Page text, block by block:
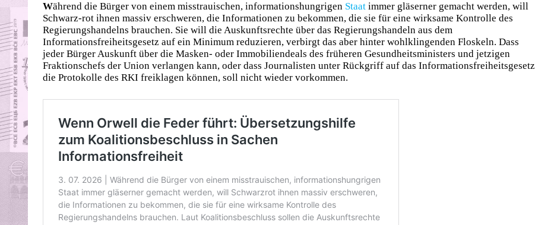
Während die Bürger von einem misstrauischen, informationshungrigen Staat immer gläserner gemacht werden, will
Schwarz-rot ihnen massiv erschweren, die Informationen zu bekommen, die sie für eine wirksame Kontrolle des
Regierungshandelns brauchen. Sie will die Auskunftsrechte über das Regierungshandeln aus dem
Informationsfreiheitsgesetz auf ein Minimum reduzieren, verbirgt das aber hinter wohlklingenden Floskeln. Dass
jeder Bürger Auskunft über die Masken- oder Immobiliendeals des früheren Gesundheitsministers und jetzigen
Fraktionschefs der Union verlangen kann, oder dass Journalisten unter Rückgriff auf das Informationsfreiheitsgesetz
die Protokolle des RKI freiklagen können, soll nicht wieder vorkommen.